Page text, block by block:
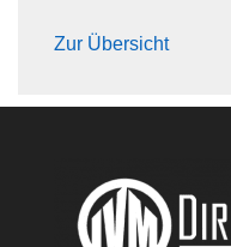
Zur Übersicht